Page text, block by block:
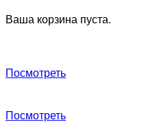
Ваша корзина пуста.
Посмотреть
Посмотреть